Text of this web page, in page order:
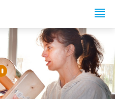
Automatische